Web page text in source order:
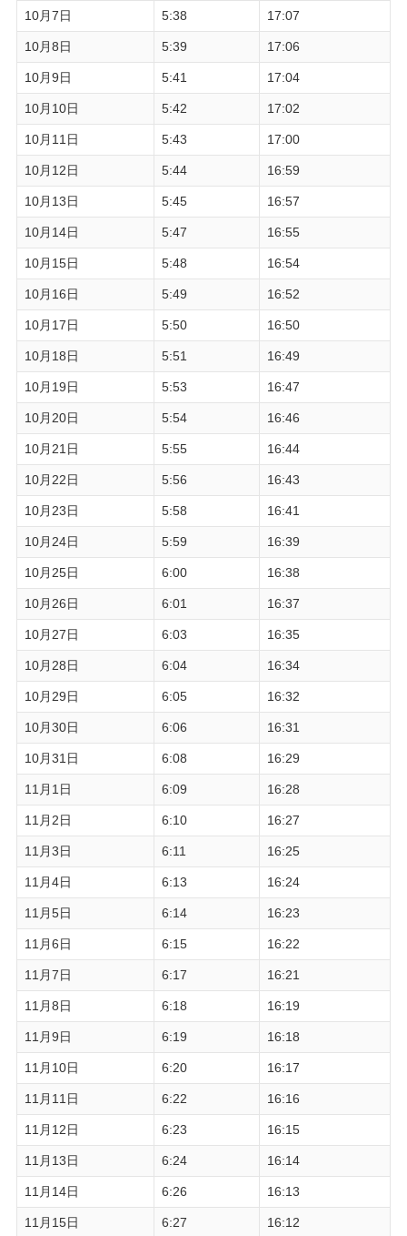
10月7日 5:38 17:07
10月8日 5:39 17:06
10月9日 5:41 17:04
10月10日 5:42 17:02
10月11日 5:43 17:00
10月12日 5:44 16:59
10月13日 5:45 16:57
10月14日 5:47 16:55
10月15日 5:48 16:54
10月16日 5:49 16:52
10月17日 5:50 16:50
10月18日 5:51 16:49
10月19日 5:53 16:47
10月20日 5:54 16:46
10月21日 5:55 16:44
10月22日 5:56 16:43
10月23日 5:58 16:41
10月24日 5:59 16:39
10月25日 6:00 16:38
10月26日 6:01 16:37
10月27日 6:03 16:35
10月28日 6:04 16:34
10月29日 6:05 16:32
10月30日 6:06 16:31
10月31日 6:08 16:29
11月1日 6:09 16:28
11月2日 6:10 16:27
11月3日 6:11 16:25
11月4日 6:13 16:24
11月5日 6:14 16:23
11月6日 6:15 16:22
11月7日 6:17 16:21
11月8日 6:18 16:19
11月9日 6:19 16:18
11月10日 6:20 16:17
11月11日 6:22 16:16
11月12日 6:23 16:15
11月13日 6:24 16:14
11月14日 6:26 16:13
11月15日 6:27 16:12